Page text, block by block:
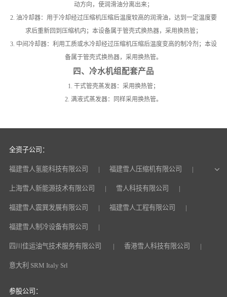
动方向，使润滑油分离出来；
2. 油冷却器：用于冷却经过压缩机压缩后温度较高的润滑油，达到一定温度要
求后重新回到压缩机内；本设备属于管壳式换热器，采用换热管；
3. 中间冷却器：利用工质或水冷却经过压缩机压缩后温度变高的制冷剂；本设
备属于管壳式换热器，采用换热管。
四、冷水机组配套产品
1. 干式管壳蒸发器：采用换热管；
2. 满液式蒸发器：同样采用换热管。
全资子公司：
福建雪人氢能科技有限公司 福建雪人压缩机有限公司
上海雪人新能源技术有限公司 雪人科技有限公司
福建雪人震巽发展有限公司 福建雪人工程有限公司
福建雪人制冷设备有限公司
四川佳运油气技术服务有限公司 香港雪人科技有限公司
意大利 SRM Italy Srl
参股公司：